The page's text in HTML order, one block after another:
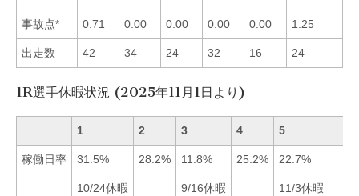
事故点* 0.71 0.00 0.00 0.00 0.00 1.25
出走数 42 34 24 32 16 24
1R選手休暇状況 (2025年11月1日より)
1 2 3 4 5
稼働日率 31.5% 28.2% 11.8% 25.2% 22.7%
10/24休暇
9/16休暇
11/3休暇